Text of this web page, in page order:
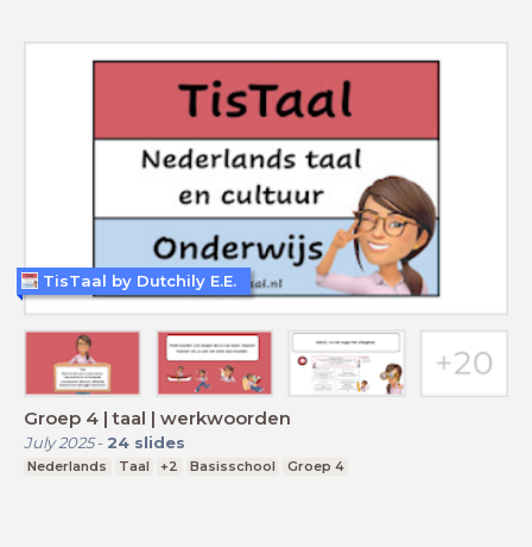
Groep 4 | taal | werkwoorden
July 2025- 24 slides
Nederlands Taal +2 Basisschool Groep 4
TisTaal by Dutchily E.E.